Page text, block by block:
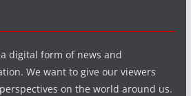
digital form of news and
We want to give our viewers
on the world around us.